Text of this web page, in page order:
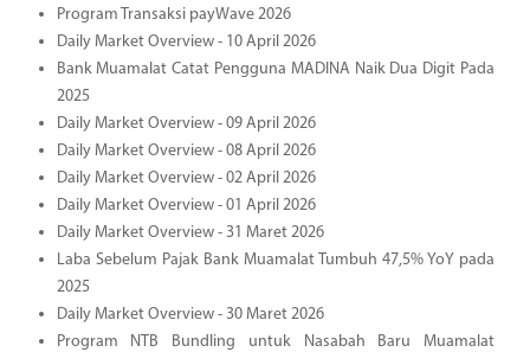
Program Transaksi payWave 2026
Daily Market Overview - 10 April 2026
Bank Muamalat Catat Pengguna MADINA Naik Dua Digit Pada
2025
Daily Market Overview - 09 April 2026
Daily Market Overview - 08 April 2026
Daily Market Overview - 02 April 2026
Daily Market Overview - 01 April 2026
Daily Market Overview - 31 Maret 2026
Laba Sebelum Pajak Bank Muamalat Tumbuh 47,5% YoY pada
2025
Daily Market Overview - 30 Maret 2026
Program NTB Bundling untuk Nasabah Baru Muamalat